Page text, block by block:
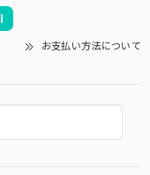
お支払い方法について